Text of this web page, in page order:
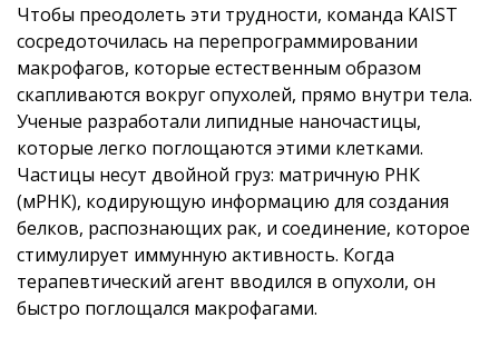
Чтобы преодолеть эти трудности, команда KAIST
сосредоточилась на перепрограммировании
макрофагов, которые естественным образом
скапливаются вокруг опухолей, прямо внутри тела.
Ученые разработали липидные наночастицы,
которые легко поглощаются этими клетками.
Частицы несут двойной груз: матричную РНК
(мРНК), кодирующую информацию для создания
белков, распознающих рак, и соединение, которое
стимулирует иммунную активность. Когда
терапевтический агент вводился в опухоли, он
быстро поглощался макрофагами.